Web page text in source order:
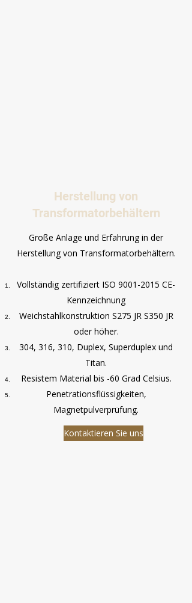
Herstellung von
Transformatorbehältern
Große Anlage und Erfahrung in der
Herstellung von Transformatorbehältern.
Vollständig zertifiziert ISO 9001-2015 CE-
Kennzeichnung
Weichstahlkonstruktion S275 JR S350 JR
oder höher.
304, 316, 310, Duplex, Superduplex und
Titan.
Resistem Material bis -60 Grad Celsius.
Penetrationsflüssigkeiten,
Magnetpulverprüfung.
Kontaktieren Sie uns